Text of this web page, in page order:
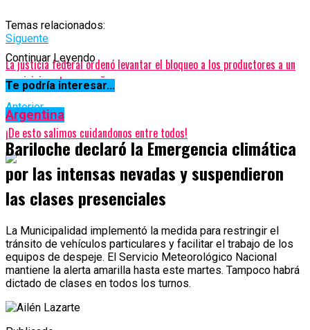
Temas relacionados:
Siguente
La justicia federal ordenó levantar el bloqueo a los productores a un
municipio catamarqueño
Anterior
¡De esto salimos cuidandonos entre todos!
Continuar Leyendo
Te podría interesar...
Argentina
Bariloche declaró la Emergencia climática
por las intensas nevadas y suspendieron
las clases presenciales
La Municipalidad implementó la medida para restringir el
tránsito de vehículos particulares y facilitar el trabajo de los
equipos de despeje. El Servicio Meteorológico Nacional
mantiene la alerta amarilla hasta este martes. Tampoco habrá
dictado de clases en todos los turnos.